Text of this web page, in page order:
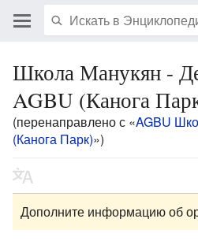
Школа Манукян -
AGBU (Канога
(перенаправлено с «AGBU
(Канога Парк)»)
Дополните информацию об